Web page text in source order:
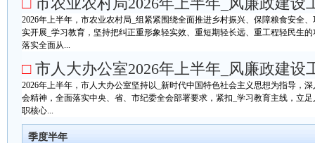
2026年上半年，市农业农村局_组紧紧围绕全面推进乡村振兴、保障粮食安全
实开展_学习教育，坚持把纠正重形象轻实效、重短期轻长远、重工程轻民生
落实全面从...
□ 市人大办公室2026年上半年_风廉政建设
2026年上半年，市人大办公室坚持以_新时代中国特色社会主义思想为指导，
会精神，全面落实中央、省、市纪委全会部署要求，紧扣_学习教育主线，立
职核心...
季度半年